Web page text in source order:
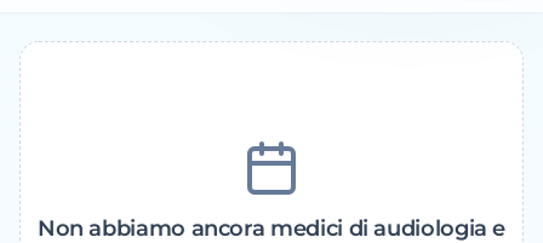
Non abbiamo ancora medici di audiologia e